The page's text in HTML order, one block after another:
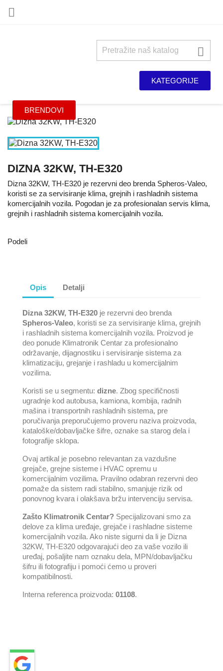


KATEGORIJE
BRENDOVI
DIZNA 32KW, TH-E320
Dizna 32KW, TH-E320 je rezervni deo brenda Spheros-Valeo,
koristi se za servisiranje klima, grejnih i rashladnih sistema
komercijalnih vozila. Pogodan je za profesionalan servis klima,
grejnih i rashladnih sistema komercijalnih vozila.
Podeli
Opis Detalji
Dizna 32KW, TH-E320 je rezervni deo brenda
Spheros-Valeo, koristi se za servisiranje klima, grejnih
i rashladnih sistema komercijalnih vozila. Proizvod je
deo ponude Klimatronik Centar za profesionalno
održavanje, dijagnostiku i servisiranje sistema za
klimatizaciju, grejanje i rashladu u komercijalnim
vozilima.
Koristi se u segmentu: dizne. Zbog specifičnosti
ugradnje kod autobusa, kamiona, kombija, radnih
mašina i transportnih rashladnih sistema, pre
poručivanja preporučujemo proveru naziva proizvoda,
kataloške/dobavljačke šifre, oznake sa starog dela i
fotografije sklopa.
Ovaj artikal je posebno relevantan za vazdušne
grejače, grejne sisteme i HVAC opremu u
komercijalnim vozilima. Pravilno odabran rezervni deo
pomaže da sistem radi stabilno, smanjuje rizik od
ponovnog kvara i olakšava bržu intervenciju servisa.
Zašto Klimatronik Centar? Specijalizovani smo za
delove za klima uređaje, grejače i rashladne sisteme
komercijalnih vozila. Ako niste sigurni da li je Dizna
32KW, TH-E320 odgovarajući deo za vaše vozilo ili
uređaj, pošaljite nam oznaku dela, MPN/dobavljačku
šifru ili fotografiju i pomoći ćemo u proveri
kompatibilnosti.
Interna referenca proizvoda: 01108.